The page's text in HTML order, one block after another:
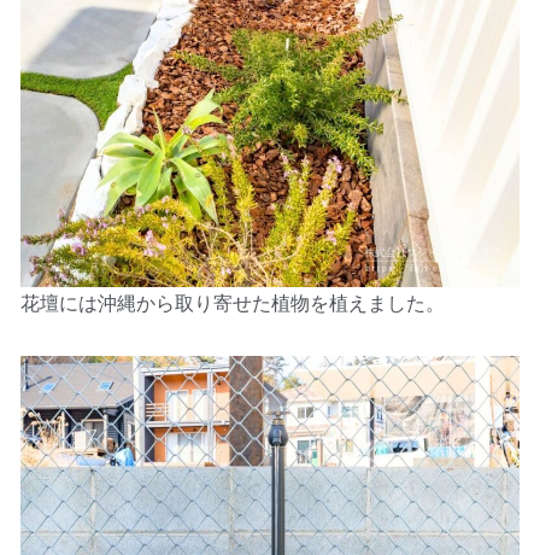
花壇には沖縄から取り寄せた植物を植えました。